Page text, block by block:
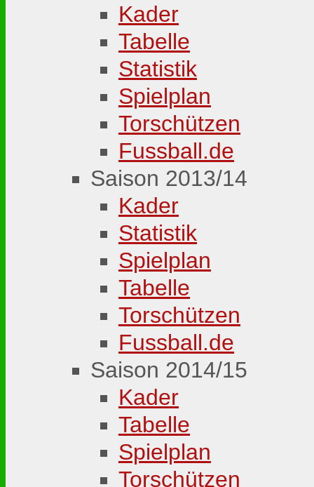
Kader
Tabelle
Statistik
Spielplan
Torschützen
Fussball.de
Saison 2013/14
Kader
Statistik
Spielplan
Tabelle
Torschützen
Fussball.de
Saison 2014/15
Kader
Tabelle
Spielplan
Torschützen